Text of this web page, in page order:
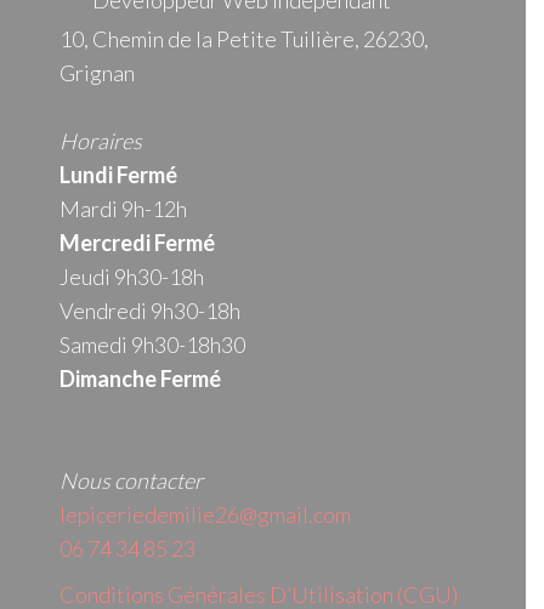
10, Chemin de la Petite Tuilière, 26230,
Grignan
Horaires
Lundi Fermé
Mardi 9h-12h
MercrediFermé
Jeudi 9h30-18h
Vendredi 9h30-18h
Samedi 9h30-18h30
Dimanche Fermé
Nous contacter
lepiceriedemilie26@gmail.com
06 74 34 85 23
Conditions Générales D’Utilisation (CGU)